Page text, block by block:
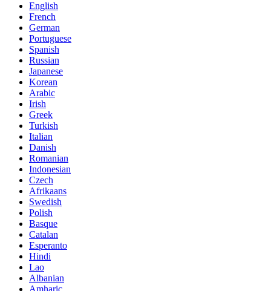
English
French
German
Portuguese
Spanish
Russian
Japanese
Korean
Arabic
Irish
Greek
Turkish
Italian
Danish
Romanian
Indonesian
Czech
Afrikaans
Swedish
Polish
Basque
Catalan
Esperanto
Hindi
Lao
Albanian